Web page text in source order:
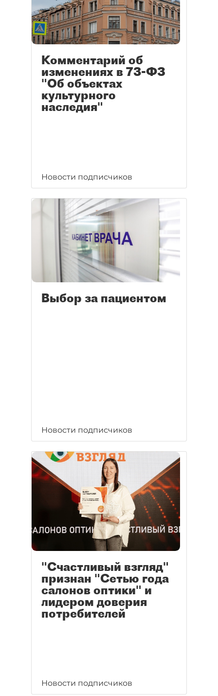
Комментарий об
изменениях в 73-ФЗ
"Об объектах
культурного
наследия"
Новости подписчиков
Выбор за пациентом
Новости подписчиков
"Счастливый взгляд"
признан "Сетью года
салонов оптики" и
лидером доверия
потребителей
Новости подписчиков